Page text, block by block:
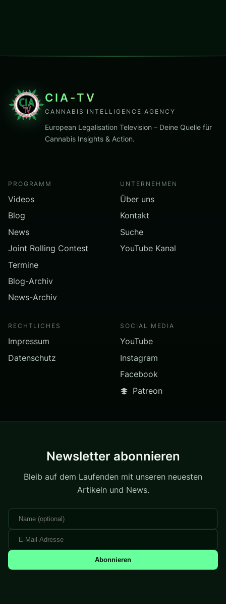
CIA-TV
CANNABIS INTELLIGENCE AGENCY
European Legalisation Television – Deine Quelle für
Cannabis Insights & Action.
PROGRAMM
Videos
Blog
News
Joint Rolling Contest
Termine
Blog-Archiv
News-Archiv
UNTERNEHMEN
Über uns
Kontakt
Suche
YouTube Kanal
RECHTLICHES
Impressum
Datenschutz
SOCIAL MEDIA
YouTube
Instagram
Facebook
Patreon
Newsletter abonnieren
Bleib auf dem Laufenden mit unseren neuesten
Artikeln und News.
Abonnieren